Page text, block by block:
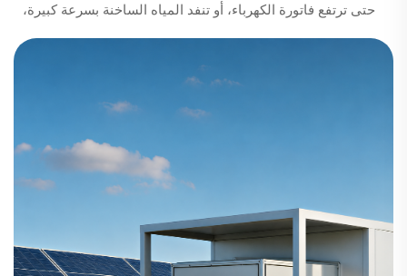
حتى ترتفع فاتورة الكهرباء، أو تنفد المياه الساخنة بسرعة كبيرة،
السبب، لم تعد القيمة الحقيقية لحل حديث لتوفير المياه الساخنة